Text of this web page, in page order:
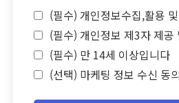
(필수) 개인정보수집,활용
(필수) 개인정보 제3자 제
(필수) 만 14세 이상입니다
(선택) 마케팅 정보 수신 동